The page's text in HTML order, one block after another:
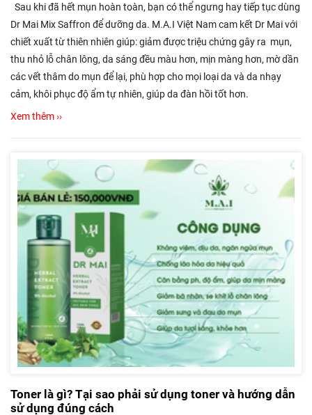
Sau khi đã hết mụn hoàn toàn, bạn có thể ngưng hay tiếp tục dùng
Dr Mai Mix Saffron để dưỡng da. M.A.I Việt Nam cam kết Dr Mai với
chiết xuất từ thiên nhiên giúp: giảm được triệu chứng gây ra mụn,
thu nhỏ lỗ chân lông, da sáng đều màu hơn, mịn màng hơn, mờ dần
các vết thâm do mụn để lại, phù hợp cho mọi loại da và da nhạy
cảm, khôi phục độ ẩm tự nhiên, giúp da đàn hồi tốt hơn.
Xem thêm ››
Toner là gì? Tại sao phải sử dụng toner và hướng dẫn
sử dụng đúng cách